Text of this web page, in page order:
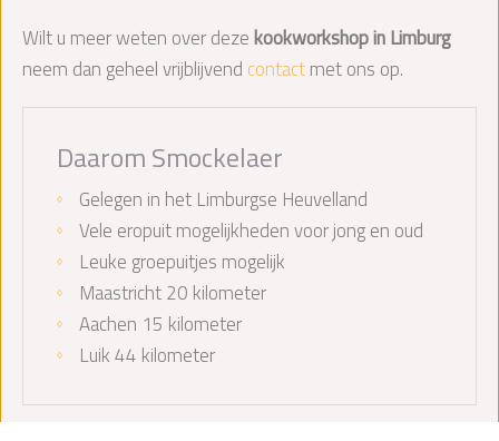
Wilt u meer weten over dezekookworkshop in Limburg
neem dan geheel vrijblijvend contactmet ons op.
Daarom Smockelaer
Gelegen in het Limburgse Heuvelland
Vele eropuit mogelijkheden voor jong en oud
Leuke groepuitjes mogelijk
Maastricht 20 kilometer
Aachen 15 kilometer
Luik 44 kilometer